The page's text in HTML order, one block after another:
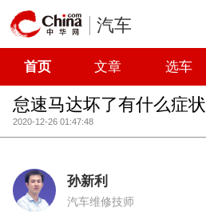
汽车
首页 文章 选车
怠速马达坏了有什么症状
2020-12-26 01:47:48
孙新利
汽车维修技师